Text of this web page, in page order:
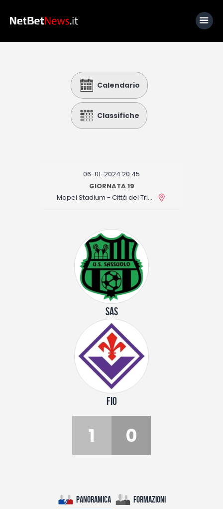
Calcio
Basket
Fantacalcio
I consigli di Giulia
Calendario
Classifiche
06-01-2024 20:45
GIORNATA 19
Mapei Stadium - Città del Tricolore
SAS
FIO
1 0
Panoramica Formazioni